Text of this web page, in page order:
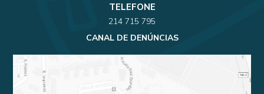
TELEFONE
214 715 795
CANAL DE DENÚNCIAS